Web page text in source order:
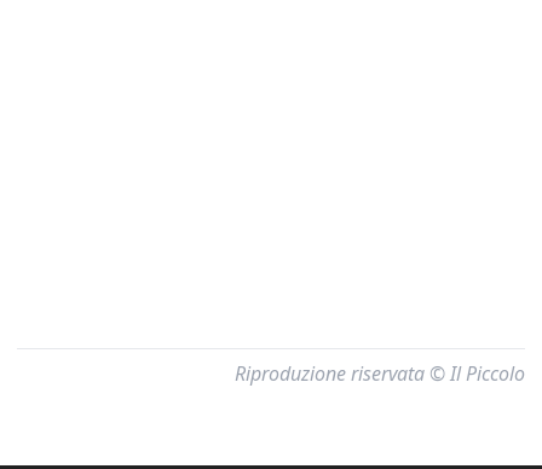
Riproduzione riservata © Il Piccolo